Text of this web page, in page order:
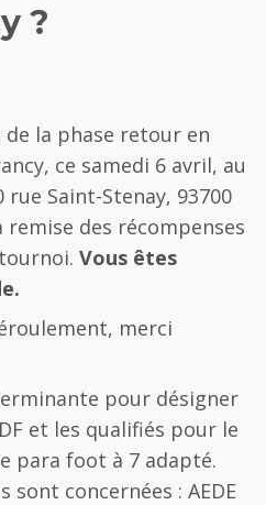
?
la phase retour en
ce samedi 6 avril, au
Saint-Stenay, 93700
remise des récompenses
Vous êtes
merci
pour désigner
et les qualifiés pour le
para foot à 7 adapté.
sont concernées : AEDE